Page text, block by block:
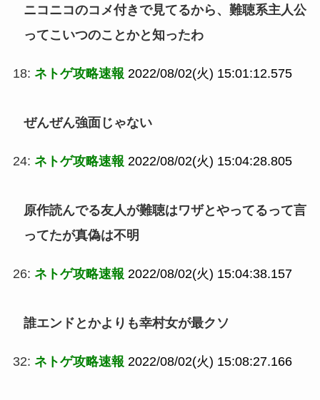
ニコニコのコメ付きで見てるから、難聴系主人公
ってこいつのことかと知ったわ
18: ネトゲ攻略速報 2022/08/02(火) 15:01:12.575
ぜんぜん強面じゃない
24: ネトゲ攻略速報 2022/08/02(火) 15:04:28.805
原作読んでる友人が難聴はワザとやってるって言
ってたが真偽は不明
26: ネトゲ攻略速報 2022/08/02(火) 15:04:38.157
誰エンドとかよりも幸村女が最クソ
32: ネトゲ攻略速報 2022/08/02(火) 15:08:27.166